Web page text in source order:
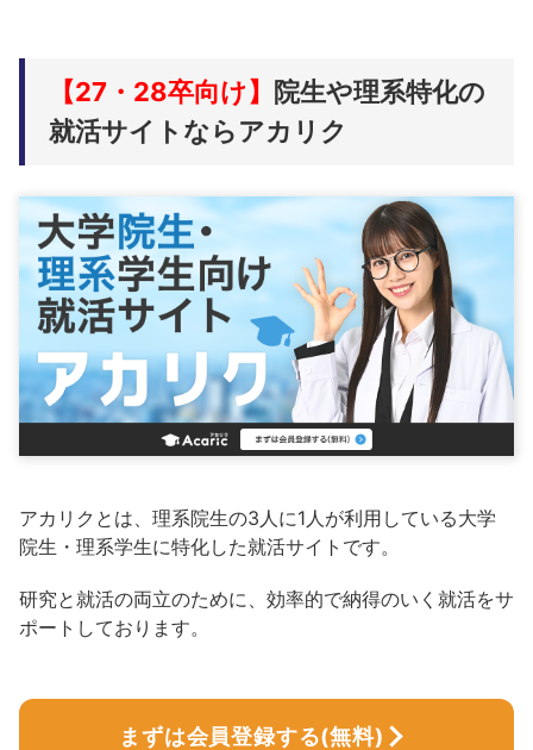
【27・28卒向け】
院生や理系特化の
就活サイトならアカリク
アカリクとは、理系院生の3人に1人が利用している大学
院生・理系学生に特化した就活サイトです。
研究と就活の両立のために、効率的で納得のいく就活をサ
ポートしております。
まずは会員登録する(無料)